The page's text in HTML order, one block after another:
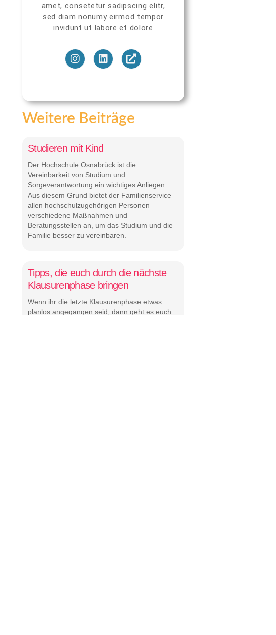
amet, consetetur sadipscing elitr,
sed diam nonumy eirmod tempor
invidunt ut labore et dolore
Weitere Beiträge
Studieren mit Kind
Der Hochschule Osnabrück ist die
Vereinbarkeit von Studium und
Sorgeverantwortung ein wichtiges Anliegen.
Aus diesem Grund bietet der Familienservice
allen hochschulzugehörigen Personen
verschiedene Maßnahmen und
Beratungsstellen an, um das Studium und die
Familie besser zu vereinbaren.
Tipps, die euch durch die nächste
Klausurenphase bringen
Wenn ihr die letzte Klausurenphase etwas
planlos angegangen seid, dann geht es euch